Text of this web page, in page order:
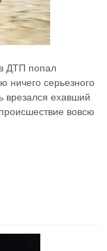
ДТП попал
ничего серьезного
врезался ехавший
вовсю